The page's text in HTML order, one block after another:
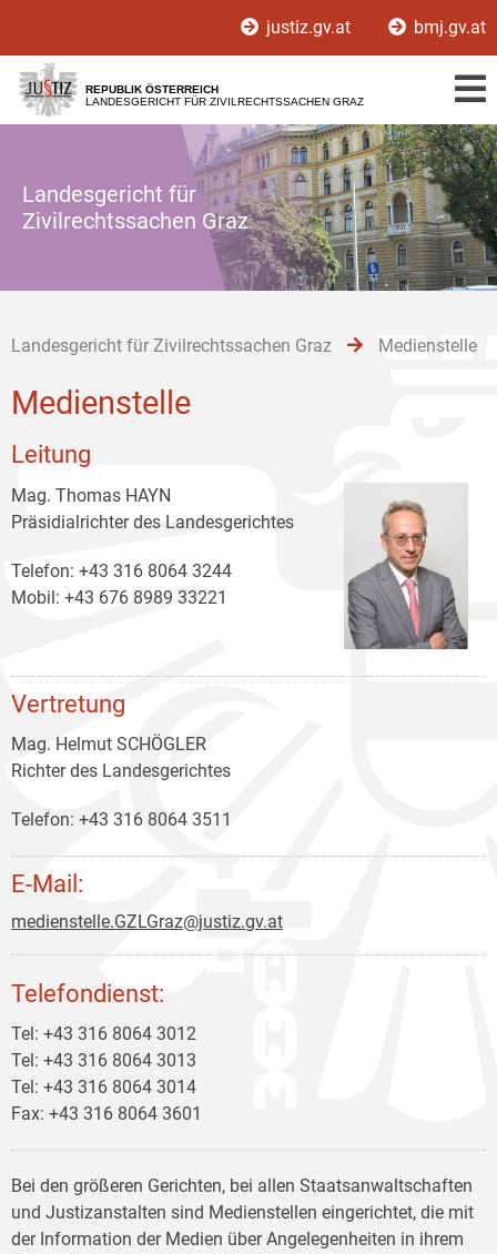
[1]
[2]
[3]
justiz.gv.at bmj.gv.at
REPUBLIK ÖSTERREICH
LANDESGERICHT FÜR ZIVILRECHTSSACHEN GRAZ
Landesgericht für
Zivilrechtssachen Graz
Landesgericht für Zivilrechtssachen Graz Medienstelle
Medienstelle
Leitung
Mag. Thomas HAYN
Präsidialrichter des Landesgerichtes
Telefon: +43 316 8064 3244
Mobil: +43 676 8989 33221
Vertretung
Mag. Helmut SCHÖGLER
Richter des Landesgerichtes
Telefon: +43 316 8064 3511
E-Mail:
medienstelle.GZLGraz@justiz.gv.at
Telefondienst:
Tel: +43 316 8064 3012
Tel: +43 316 8064 3013
Tel: +43 316 8064 3014
Fax: +43 316 8064 3601
Bei den größeren Gerichten, bei allen Staatsanwaltschaften
und Justizanstalten sind Medienstellen eingerichtet, die mit
der Information der Medien über Angelegenheiten in ihrem